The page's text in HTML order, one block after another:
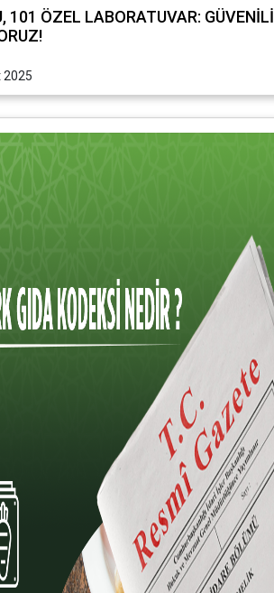
101 ÖZEL LABORATUVAR:
2025